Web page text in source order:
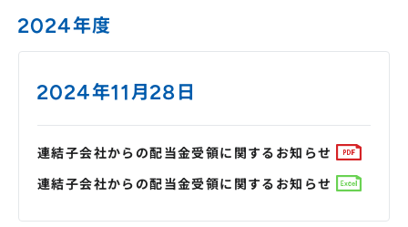
2024年度
2024年11月28日
連結子会社からの配当金受領に関するお知らせ
連結子会社からの配当金受領に関するお知らせ